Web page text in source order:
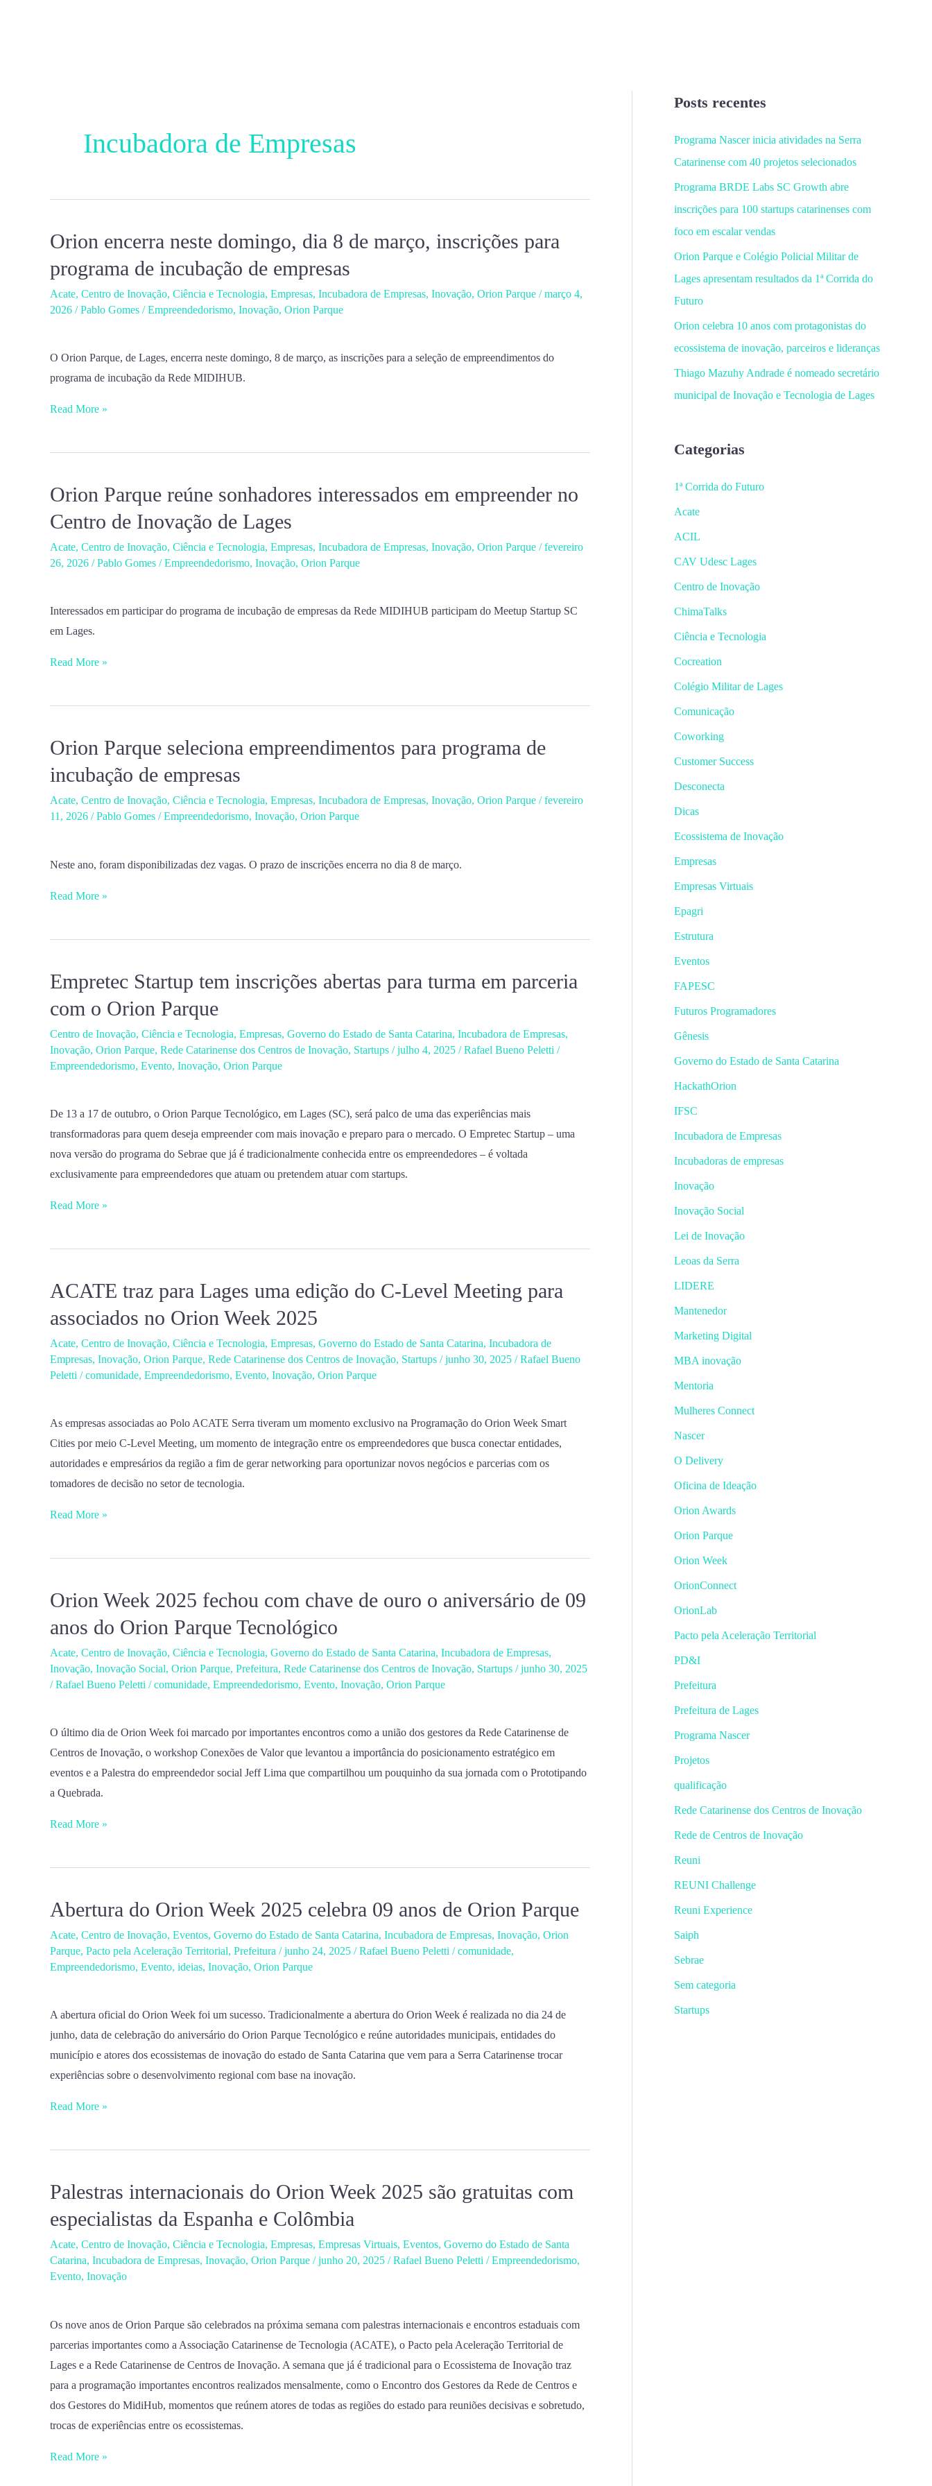
Incubadora de Empresas
Orion encerra neste domingo, dia 8 de março, inscrições para
programa de incubação de empresas
Acate, Centro de Inovação, Ciência e Tecnologia, Empresas, Incubadora de Empresas, Inovação, Orion Parque /março 4,
2026 /Pablo Gomes /Empreendedorismo, Inovação, Orion Parque
O Orion Parque, de Lages, encerra neste domingo, 8 de março, as inscrições para a seleção de empreendimentos do
programa de incubação da Rede MIDIHUB.
Orion
neste
domingo,
dia
de
março,
de
empresas
Read More »
Orion Parque reúne sonhadores interessados em empreender no
Centro de Inovação de Lages
Acate, Centro de Inovação, Ciência e Tecnologia, Empresas, Incubadora de Empresas, Inovação, Orion Parque /fevereiro
26, 2026 /Pablo Gomes /Empreendedorismo, Inovação, Orion Parque
Interessados em participar do programa de incubação de empresas da Rede MIDIHUB participam do Meetup Startup SC
em Lages.
Orion
reúne
sonhadores
interessados
empreender
no
Read More »
Orion Parque seleciona empreendimentos para programa de
incubação de empresas
Acate, Centro de Inovação, Ciência e Tecnologia, Empresas, Incubadora de Empresas, Inovação, Orion Parque /fevereiro
11, 2026 /Pablo Gomes /Empreendedorismo, Inovação, Orion Parque
Neste ano, foram disponibilizadas dez vagas. O prazo de inscrições encerra no dia 8 de março.
Orion
seleciona
empreendimentos
para
de
Read More »
Empretec Startup tem inscrições abertas para turma em parceria
com o Orion Parque
Centro de Inovação, Ciência e Tecnologia, Empresas, Governo do Estado de Santa Catarina, Incubadora de Empresas,
Inovação, Orion Parque, Rede Catarinense dos Centros de Inovação, Startups /julho 4, 2025 /Rafael Bueno Peletti /
Empreendedorismo, Evento, Inovação, Orion Parque
De 13 a 17 de outubro, o Orion Parque Tecnológico, em Lages (SC), será palco de uma das experiências mais
transformadoras para quem deseja empreender com mais inovação e preparo para o mercado. O Empretec Startup – uma
nova versão do programa do Sebrae que já é tradicionalmente conhecida entre os empreendedores – é voltada
exclusivamente para empreendedores que atuam ou pretendem atuar com startups.
Empretec
tem
inscrições
abertas
em
parceria
com
o
Read More »
ACATE traz para Lages uma edição do C-Level Meeting para
associados no Orion Week 2025
Acate, Centro de Inovação, Ciência e Tecnologia, Empresas, Governo do Estado de Santa Catarina, Incubadora de
Empresas, Inovação, Orion Parque, Rede Catarinense dos Centros de Inovação, Startups /junho 30, 2025 /Rafael Bueno
Peletti /comunidade, Empreendedorismo, Evento, Inovação, Orion Parque
As empresas associadas ao Polo ACATE Serra tiveram um momento exclusivo na Programação do Orion Week Smart
Cities por meio C-Level Meeting, um momento de integração entre os empreendedores que busca conectar entidades,
autoridades e empresários da região a fim de gerar networking para oportunizar novos negócios e parcerias com os
tomadores de decisão no setor de tecnologia.
ACATE
para
Lages
uma
C-
Level
Meeting
para
Read More »
Orion Week 2025 fechou com chave de ouro o aniversário de 09
anos do Orion Parque Tecnológico
Acate, Centro de Inovação, Ciência e Tecnologia, Governo do Estado de Santa Catarina, Incubadora de Empresas,
Inovação, Inovação Social, Orion Parque, Prefeitura, Rede Catarinense dos Centros de Inovação, Startups /junho 30, 2025
/Rafael Bueno Peletti /comunidade, Empreendedorismo, Evento, Inovação, Orion Parque
O último dia de Orion Week foi marcado por importantes encontros como a união dos gestores da Rede Catarinense de
Centros de Inovação, o workshop Conexões de Valor que levantou a importância do posicionamento estratégico em
eventos e a Palestra do empreendedor social Jeff Lima que compartilhou um pouquinho da sua jornada com o Prototipando
a Quebrada.
Orion
2025
fechou
com
ouro
o
aniversário
de
Tecnológico
Read More »
Abertura do Orion Week 2025 celebra 09 anos de Orion Parque
Acate, Centro de Inovação, Eventos, Governo do Estado de Santa Catarina, Incubadora de Empresas, Inovação, Orion
Parque, Pacto pela Aceleração Territorial, Prefeitura /junho 24, 2025 /Rafael Bueno Peletti /comunidade,
Empreendedorismo, Evento, ideias, Inovação, Orion Parque
A abertura oficial do Orion Week foi um sucesso. Tradicionalmente a abertura do Orion Week é realizada no dia 24 de
junho, data de celebração do aniversário do Orion Parque Tecnológico e reúne autoridades municipais, entidades do
município e atores dos ecossistemas de inovação do estado de Santa Catarina que vem para a Serra Catarinense trocar
experiências sobre o desenvolvimento regional com base na inovação.
Abertura
Orion
Week
Parque
Read More »
Palestras internacionais do Orion Week 2025 são gratuitas com
especialistas da Espanha e Colômbia
Acate, Centro de Inovação, Ciência e Tecnologia, Empresas, Empresas Virtuais, Eventos, Governo do Estado de Santa
Catarina, Incubadora de Empresas, Inovação, Orion Parque /junho 20, 2025 /Rafael Bueno Peletti /Empreendedorismo,
Evento, Inovação
Os nove anos de Orion Parque são celebrados na próxima semana com palestras internacionais e encontros estaduais com
parcerias importantes como a Associação Catarinense de Tecnologia (ACATE), o Pacto pela Aceleração Territorial de
Lages e a Rede Catarinense de Centros de Inovação. A semana que já é tradicional para o Ecossistema de Inovação traz
para a programação importantes encontros realizados mensalmente, como o Encontro dos Gestores da Rede de Centros e
dos Gestores do MidiHub, momentos que reúnem atores de todas as regiões do estado para reuniões decisivas e sobretudo,
trocas de experiências entre os ecossistemas.
Palestras
do
Orion
Week 2025
com
especialistas
da
Espanha
e
Colômbia
Read More »
Posts recentes
Programa Nascer inicia atividades na Serra
Catarinense com 40 projetos selecionados
Programa BRDE Labs SC Growth abre
inscrições para 100 startups catarinenses com
foco em escalar vendas
Orion Parque e Colégio Policial Militar de
Lages apresentam resultados da 1ª Corrida do
Futuro
Orion celebra 10 anos com protagonistas do
ecossistema de inovação, parceiros e lideranças
Thiago Mazuhy Andrade é nomeado secretário
municipal de Inovação e Tecnologia de Lages
Categorias
1ª Corrida do Futuro
Acate
ACIL
CAV Udesc Lages
Centro de Inovação
ChimaTalks
Ciência e Tecnologia
Cocreation
Colégio Militar de Lages
Comunicação
Coworking
Customer Success
Desconecta
Dicas
Ecossistema de Inovação
Empresas
Empresas Virtuais
Epagri
Estrutura
Eventos
FAPESC
Futuros Programadores
Gênesis
Governo do Estado de Santa Catarina
HackathOrion
IFSC
Incubadora de Empresas
Incubadoras de empresas
Inovação
Inovação Social
Lei de Inovação
Leoas da Serra
LIDERE
Mantenedor
Marketing Digital
MBA inovação
Mentoria
Mulheres Connect
Nascer
O Delivery
Oficina de Ideação
Orion Awards
Orion Parque
Orion Week
OrionConnect
OrionLab
Pacto pela Aceleração Territorial
PD&I
Prefeitura
Prefeitura de Lages
Programa Nascer
Projetos
qualificação
Rede Catarinense dos Centros de Inovação
Rede de Centros de Inovação
Reuni
REUNI Challenge
Reuni Experience
Saiph
Sebrae
Sem categoria
Startups